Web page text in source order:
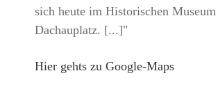
sich heute im Historischen Museum
Dachauplatz. [...]"
Hier gehts zu Google-Maps